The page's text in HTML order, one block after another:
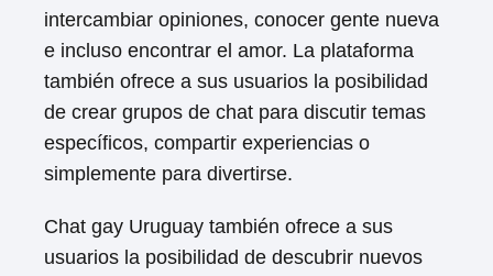
intercambiar opiniones, conocer gente nueva
e incluso encontrar el amor. La plataforma
también ofrece a sus usuarios la posibilidad
de crear grupos de chat para discutir temas
específicos, compartir experiencias o
simplemente para divertirse.
Chat gay Uruguay también ofrece a sus
usuarios la posibilidad de descubrir nuevos